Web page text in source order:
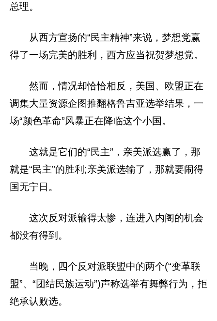
总理。
从西方宣扬的“民主精神”来说，梦想党赢
得了一场完美的胜利，西方应当祝贺梦想党。
然而，情况却恰恰相反，美国、欧盟正在
调集大量资源企图推翻格鲁吉亚选举结果，一
场“颜色革命”风暴正在降临这个小国。
这就是它们的“民主”，亲美派选赢了，那
就是“民主”的胜利;亲美派选输了，那就要闹得
国无宁日。
这次反对派输得太惨，连进入内阁的机会
都没有得到。
当晚，四个反对派联盟中的两个(“变革联
盟”、“团结民族运动”)声称选举有舞弊行为，拒
绝承认败选。